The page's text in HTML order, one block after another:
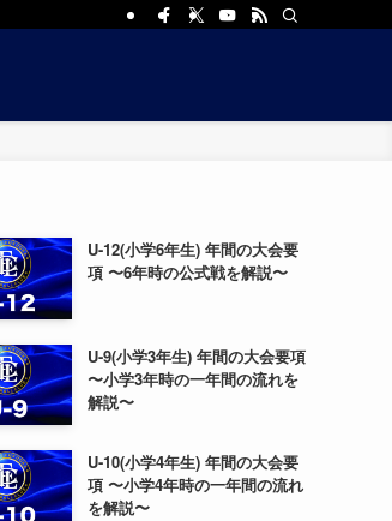
U-12(小学6年生) 年間の大会要
項 〜6年時の公式戦を解説〜
U-9(小学3年生) 年間の大会要項
〜小学3年時の一年間の流れを
解説〜
U-10(小学4年生) 年間の大会要
項 〜小学4年時の一年間の流れ
を解説〜